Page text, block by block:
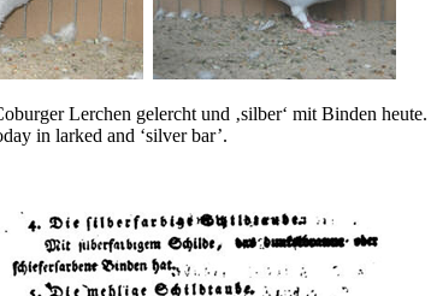
Lerchen gelercht und ‚silber‘ mit Binden heute.
in larked and ‘silver bar’.